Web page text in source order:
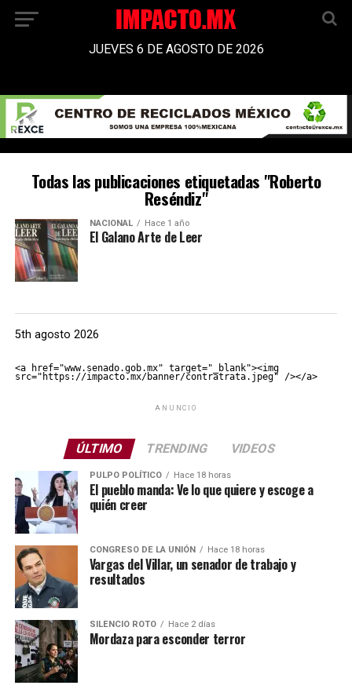
JUEVES 6 DE AGOSTO DE 2026
Todas las publicaciones etiquetadas "Roberto
Reséndiz"
NACIONAL Hace 1 año
El Galano Arte de Leer
5th agosto 2026
<a href="www.senado.gob.mx" target="_blank"><img
src="https://impacto.mx/banner/contratrata.jpeg" /></a>
ANUNCIO
ÚLTIMO TRENDING VIDEOS
PULPO POLÍTICO Hace 18 horas
El pueblo manda: Ve lo que quiere y escoge a
quién creer
CONGRESO DE LA UNIÓN Hace 18 horas
Vargas del Villar, un senador de trabajo y
resultados
SILENCIO ROTO Hace 2 días
Mordaza para esconder terror